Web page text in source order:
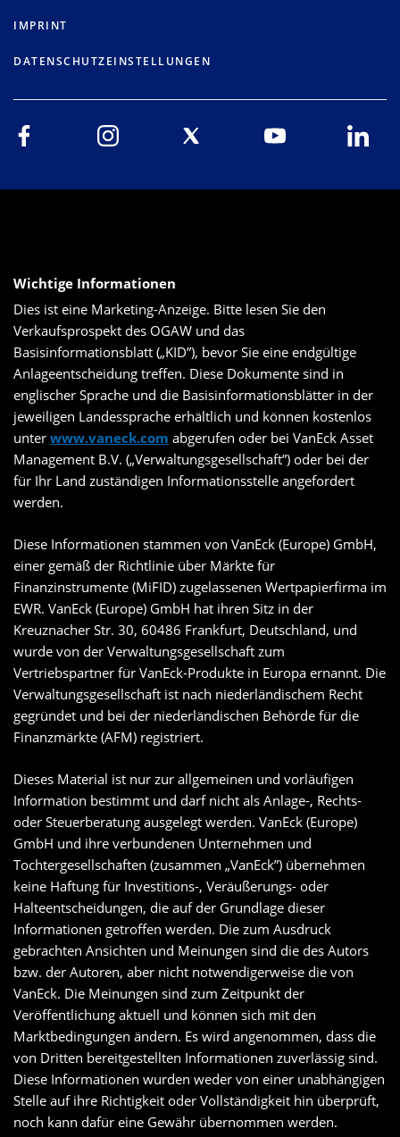
IMPRINT
DATENSCHUTZEINSTELLUNGEN
Wichtige Informationen
Dies ist eine Marketing-Anzeige. Bitte lesen Sie den
Verkaufsprospekt des OGAW und das
Basisinformationsblatt („KID”), bevor Sie eine endgültige
Anlageentscheidung treffen. Diese Dokumente sind in
englischer Sprache und die Basisinformationsblätter in der
jeweiligen Landessprache erhältlich und können kostenlos
unter www.vaneck.com abgerufen oder bei VanEck Asset
Management B.V. („Verwaltungsgesellschaft”) oder bei der
für Ihr Land zuständigen Informationsstelle angefordert
werden.
Diese Informationen stammen von VanEck (Europe) GmbH,
einer gemäß der Richtlinie über Märkte für
Finanzinstrumente (MiFID) zugelassenen Wertpapierfirma im
EWR. VanEck (Europe) GmbH hat ihren Sitz in der
Kreuznacher Str. 30, 60486 Frankfurt, Deutschland, und
wurde von der Verwaltungsgesellschaft zum
Vertriebspartner für VanEck-Produkte in Europa ernannt. Die
Verwaltungsgesellschaft ist nach niederländischem Recht
gegründet und bei der niederländischen Behörde für die
Finanzmärkte (AFM) registriert.
Dieses Material ist nur zur allgemeinen und vorläufigen
Information bestimmt und darf nicht als Anlage-, Rechts-
oder Steuerberatung ausgelegt werden. VanEck (Europe)
GmbH und ihre verbundenen Unternehmen und
Tochtergesellschaften (zusammen „VanEck”) übernehmen
keine Haftung für Investitions-, Veräußerungs- oder
Halteentscheidungen, die auf der Grundlage dieser
Informationen getroffen werden. Die zum Ausdruck
gebrachten Ansichten und Meinungen sind die des Autors
bzw. der Autoren, aber nicht notwendigerweise die von
VanEck. Die Meinungen sind zum Zeitpunkt der
Veröffentlichung aktuell und können sich mit den
Marktbedingungen ändern. Es wird angenommen, dass die
von Dritten bereitgestellten Informationen zuverlässig sind.
Diese Informationen wurden weder von einer unabhängigen
Stelle auf ihre Richtigkeit oder Vollständigkeit hin überprüft,
noch kann dafür eine Gewähr übernommen werden.